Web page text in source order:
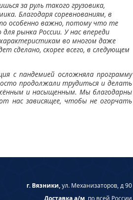
за руль такого грузовика,
Благодаря соревнованиям, в
особенно важно, потому что те
рынка России. У нас впереди
во многом даже
сделано, скорее всего, в следующем
с пандемией осложняла программу
продолжали трудиться и делать
и насыщенным. Мы благодарны
нас зависящее, чтобы не огорчать
г. Вязники,ул. Механизаторов, д 90
Доставка а/м, по всей России